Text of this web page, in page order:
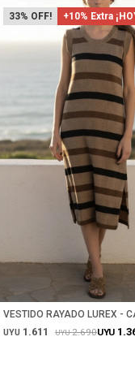
33 +10% Extra
VESTIDO RAYADO LUREX -
UYU 1.611 UYU2.690UYU